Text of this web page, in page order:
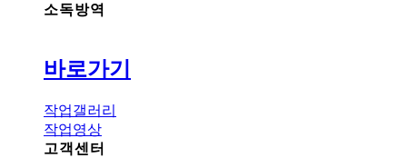
소독방역
바로가기
작업갤러리
작업영상
고객센터